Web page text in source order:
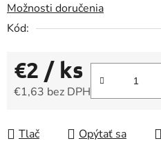
Možnosti doručenia
Kód:
€2 / ks
€1,63 bez DPH
Tlač Opýtať sa